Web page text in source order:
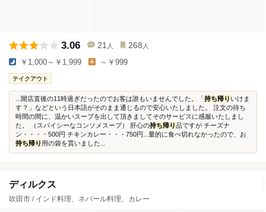
3.06 21 人 268 人
￥1,000～￥1,999 ～￥999
テイクアウト
...開店直後の11時過ぎだったのでお客は誰もいませんでした。「持ち帰り いけま
す？」などという日本語がそのまま通じるので安心いたしました。 注文の待ち
時間の間に、温かいスープを出して頂きましてそのサービスに感服いたしまし
た。 （スパイシーなコンソメスープ） 肝心の持ち帰り品ですが チーズナ
ン・・・・500円 チキンカレー・・・750円...量的に食べ切れなかったので、お
持ち帰り 用の袋を貰いました...
ディルクス
吹田市 / インド料理、ネパール料理、カレー